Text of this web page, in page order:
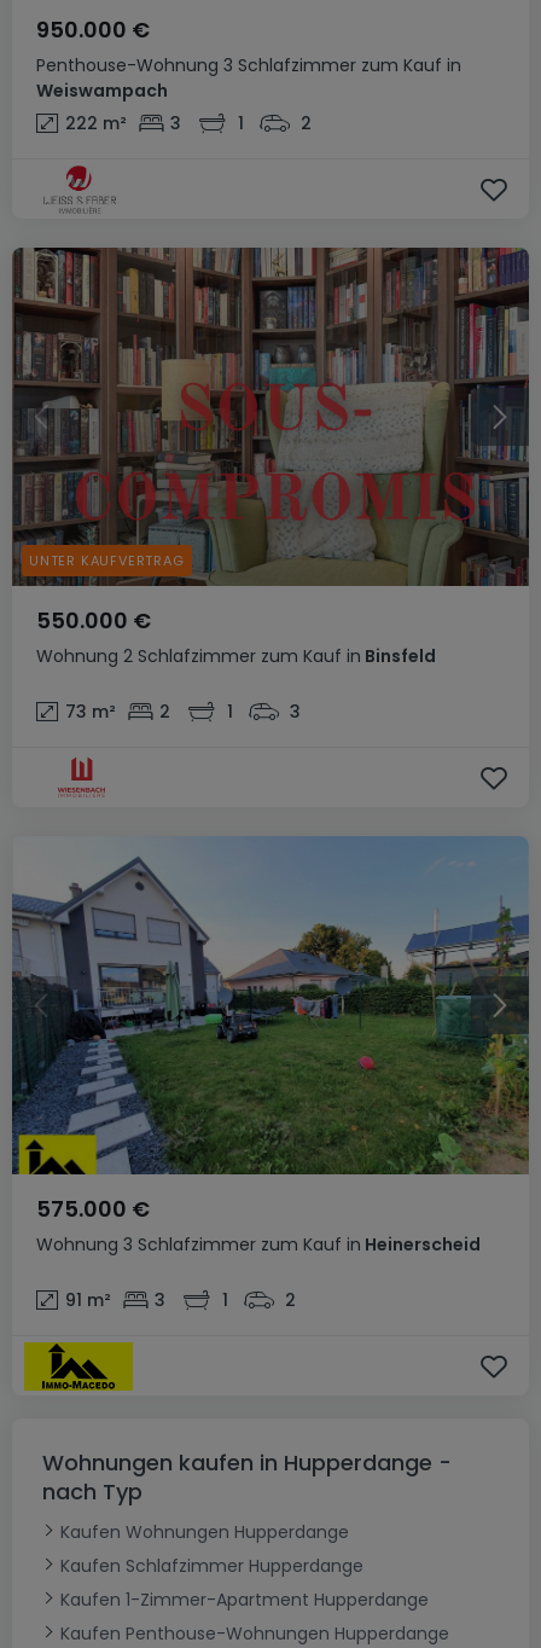
Penthouse-Wohnung 3 Schlafzimmer zum Kauf in
Weiswampach
950.000 €
222 m² 3 1 2
Wohnung 2 Schlafzimmer zum Kauf in Binsfeld
550.000 €
73 m² 2 1 3
UNTER KAUFVERTRAG
Wohnung 3 Schlafzimmer zum Kauf in Heinerscheid
575.000 €
91 m² 3 1 2
Wohnungen kaufen in Hupperdange -
nach Typ
Kaufen Wohnungen Hupperdange
Kaufen Schlafzimmer Hupperdange
Kaufen 1-Zimmer-Apartment Hupperdange
Kaufen Penthouse-Wohnungen Hupperdange